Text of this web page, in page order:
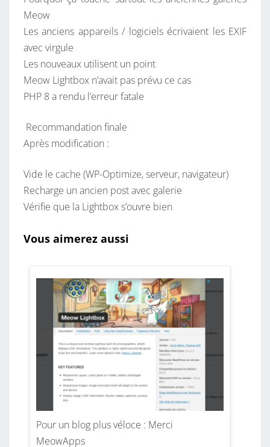
Meow
Les anciens appareils / logiciels écrivaient les EXIF
avec virgule
Les nouveaux utilisent un point
Meow Lightbox n’avait pas prévu ce cas
PHP 8 a rendu l’erreur fatale
️ Recommandation finale
Après modification :
Vide le cache (WP-Optimize, serveur, navigateur)
Recharge un ancien post avec galerie
Vérifie que la Lightbox s’ouvre bien
Vous aimerez aussi
Pour un blog plus véloce : Merci
MeowApps